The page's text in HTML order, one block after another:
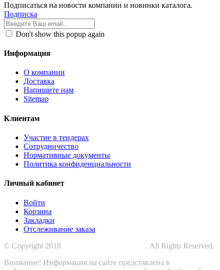
Подписаться на новости компании и новинки каталога.
Подписка
Don't show this popup again
Информация
О компании
Доставка
Напишите нам
Sitemap
Клиентам
Участие в тендерах
Сотрудничество
Нормативные документы
Политика конфиденциальности
Личный кабинет
Войти
Корзина
Закладки
Отслеживание заказа
© Copyright 2018
. All Rights Reserved.
Внимание! Информация на сайте представлена в